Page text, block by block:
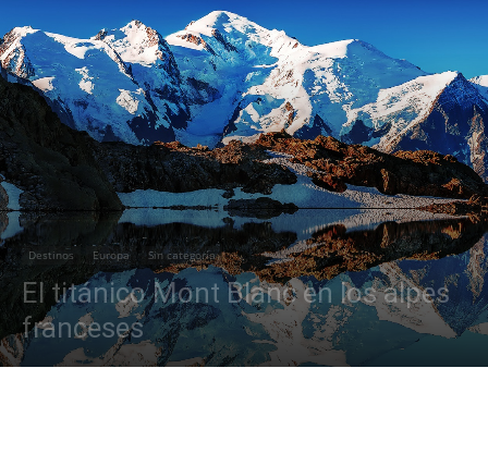
Destinos Europa Sin categoría
El titánico Mont Blanc en los alpes
franceses